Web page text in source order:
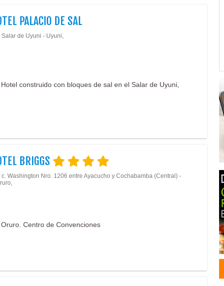
PALACIO DE SAL
Salar de Uyuni - Uyuni,
construido con bloques de sal en el Salar de Uyuni,
BRIGGS
c. Washington Nro. 1206 entre Ayacucho y Cochabamba (Central) -
Centro de Convenciones